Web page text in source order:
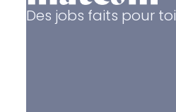
Des jobs faits pour toi